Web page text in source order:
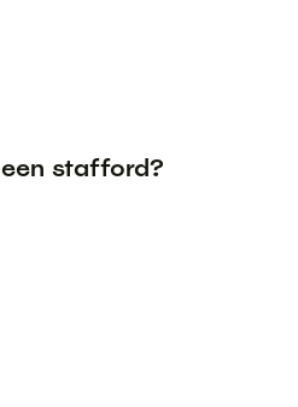
stafford?